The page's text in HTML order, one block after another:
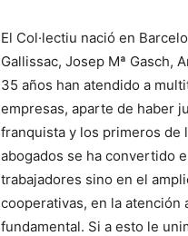
El Col·lectiu nació en
Gallissac, Josep Mª Gasch,
35 años han atendido a
empresas, aparte de haber
franquista y los primeros de
abogados se ha convertido
trabajadores sino en el
cooperativas, en la atención
fundamental. Si a esto le